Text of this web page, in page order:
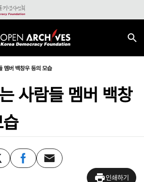
멤버 백창우 등의 모습
사람들 멤버 백창
인쇄하기